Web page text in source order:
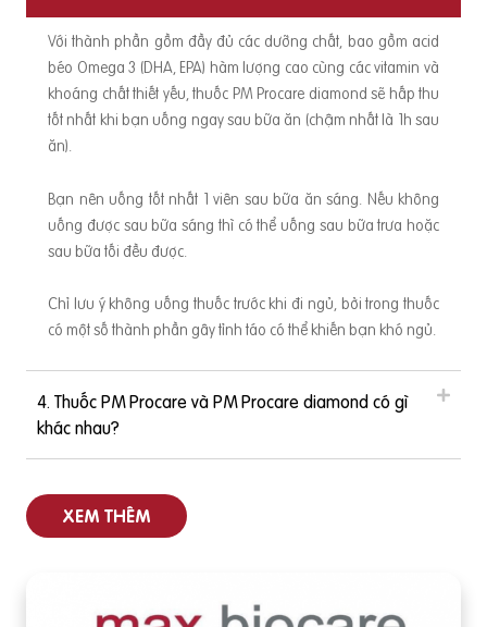
Với thành phần gồm đầy đủ các dưỡng chất, bao gồm acid
béo Omega 3 (DHA, EPA) hàm lượng cao cùng các vitamin và
khoáng chất thiết yếu, thuốc PM Procare diamond sẽ hấp thu
tốt nhất khi bạn uống ngay sau bữa ăn (chậm nhất là 1h sau
ăn).
Bạn nên uống tốt nhất 1 viên sau bữa ăn sáng. Nếu không
uống được sau bữa sáng thì có thể uống sau bữa trưa hoặc
sau bữa tối đều được.
Chỉ lưu ý không uống thuốc trước khi đi ngủ, bởi trong thuốc
có một số thành phần gây tỉnh táo có thể khiến bạn khó ngủ.
4. Thuốc PM Procare và PM Procare diamond có gì
khác nhau?
XEM THÊM